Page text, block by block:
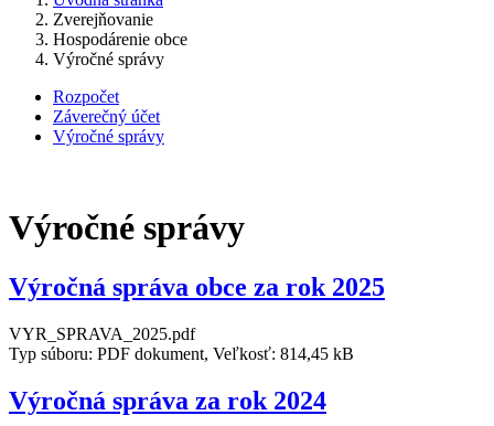
Zverejňovanie
Hospodárenie obce
Výročné správy
Rozpočet
Záverečný účet
Výročné správy
Výročné správy
Výročná správa obce za rok 2025
VYR_SPRAVA_2025.pdf
Typ súboru: PDF dokument, Veľkosť: 814,45 kB
Výročná správa za rok 2024